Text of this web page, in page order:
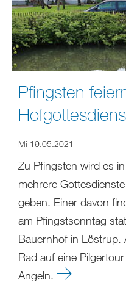
Pfingsten
Mi 19.05.2021
Zu Pfingsten wird es
mehrere
geben. Einer davon
am Pfingstsonntag
Bauernhof in Löstrup.
Rad auf eine
Angeln.